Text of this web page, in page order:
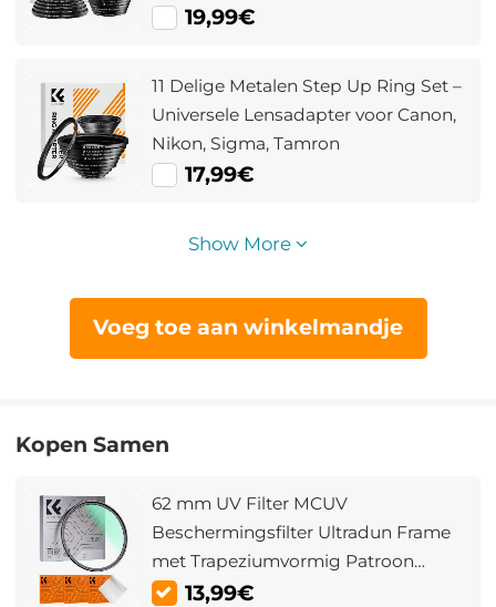
19,99€
11 Delige Metalen Step Up Ring Set –
Universele Lensadapter voor Canon,
Nikon, Sigma, Tamron
17,99€
Show More
Voeg toe aan winkelmandje
Kopen Samen
62 mm UV Filter MCUV
Beschermingsfilter Ultradun Frame
met Trapeziumvormig Patroon
Stofzuigdoekcoating Nano Klear
13,99€